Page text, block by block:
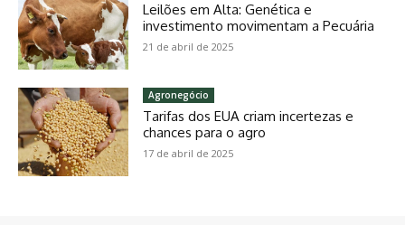
Leilões em Alta: Genética e
investimento movimentam a Pecuária
21 de abril de 2025
Agronegócio
Tarifas dos EUA criam incertezas e
chances para o agro
17 de abril de 2025